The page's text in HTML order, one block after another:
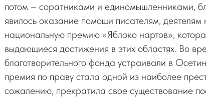
потом – соратниками и единомышленниками,
явилось оказание помощи писателям,
национальную премию «Яблоко нартов»,
выдающиеся достижения в этих областях. Во
благотворительного фонда устраивали в
премия по праву стала одной из наиболее
сожалению, прекратила свое существование